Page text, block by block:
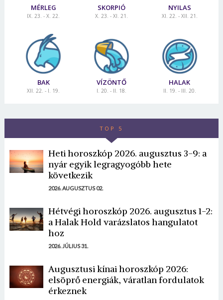
MÉRLEG
IX. 23. - X. 22.
SKORPIÓ
X. 23. - XI. 21.
NYILAS
XI. 22. - XII. 21.
BAK
XII. 22. - I. 19.
VÍZÖNTŐ
I. 20. - II. 18.
HALAK
II. 19. - III. 20.
TOP 5
Heti horoszkóp 2026. augusztus 3-9: a
nyár egyik legragyogóbb hete
következik
2026. AUGUSZTUS 02.
Hétvégi horoszkóp 2026. augusztus 1-2:
a Halak Hold varázslatos hangulatot
hoz
2026. JÚLIUS 31.
Augusztusi kínai horoszkóp 2026:
elsöprő energiák, váratlan fordulatok
érkeznek